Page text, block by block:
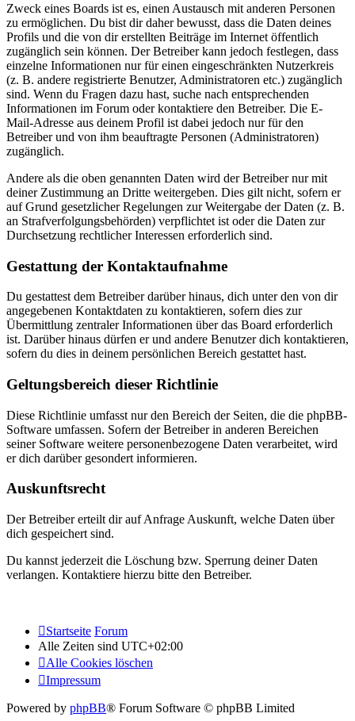
Zweck eines Boards ist es, einen Austausch mit anderen Personen
zu ermöglichen. Du bist dir daher bewusst, dass die Daten deines
Profils und die von dir erstellten Beiträge im Internet öffentlich
zugänglich sein können. Der Betreiber kann jedoch festlegen, dass
einzelne Informationen nur für einen eingeschränkten Nutzerkreis
(z. B. andere registrierte Benutzer, Administratoren etc.) zugänglich
sind. Wenn du Fragen dazu hast, suche nach entsprechenden
Informationen im Forum oder kontaktiere den Betreiber. Die E-
Mail-Adresse aus deinem Profil ist dabei jedoch nur für den
Betreiber und von ihm beauftragte Personen (Administratoren)
zugänglich.
Andere als die oben genannten Daten wird der Betreiber nur mit
deiner Zustimmung an Dritte weitergeben. Dies gilt nicht, sofern er
auf Grund gesetzlicher Regelungen zur Weitergabe der Daten (z. B.
an Strafverfolgungsbehörden) verpflichtet ist oder die Daten zur
Durchsetzung rechtlicher Interessen erforderlich sind.
Gestattung der Kontaktaufnahme
Du gestattest dem Betreiber darüber hinaus, dich unter den von dir
angegebenen Kontaktdaten zu kontaktieren, sofern dies zur
Übermittlung zentraler Informationen über das Board erforderlich
ist. Darüber hinaus dürfen er und andere Benutzer dich kontaktieren,
sofern du dies in deinem persönlichen Bereich gestattet hast.
Geltungsbereich dieser Richtlinie
Diese Richtlinie umfasst nur den Bereich der Seiten, die die phpBB-
Software umfassen. Sofern der Betreiber in anderen Bereichen
seiner Software weitere personenbezogene Daten verarbeitet, wird
er dich darüber gesondert informieren.
Auskunftsrecht
Der Betreiber erteilt dir auf Anfrage Auskunft, welche Daten über
dich gespeichert sind.
Du kannst jederzeit die Löschung bzw. Sperrung deiner Daten
verlangen. Kontaktiere hierzu bitte den Betreiber.
Startseite Forum
Alle Zeiten sind UTC+02:00
Alle Cookies löschen
Impressum
Powered by phpBB® Forum Software © phpBB Limited